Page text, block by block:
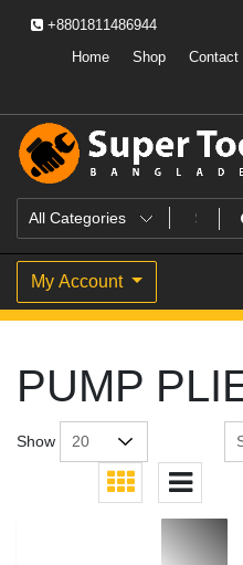
+8801811486944
Home
Shop Contact
Super Tools
Powering Professionals. Building
My Account
PUMP
Show